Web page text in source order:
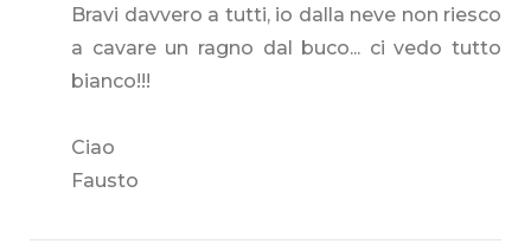
Bravi davvero a tutti, io dalla neve non riesco
a cavare un ragno dal buco... ci vedo tutto
bianco!!!
Ciao
Fausto